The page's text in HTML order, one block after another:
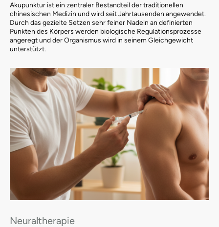
Akupunktur ist ein zentraler Bestandteil der traditionellen
chinesischen Medizin und wird seit Jahrtausenden angewendet.
Durch das gezielte Setzen sehr feiner Nadeln an definierten
Punkten des Körpers werden biologische Regulationsprozesse
angeregt und der Organismus wird in seinem Gleichgewicht
unterstützt.
Neuraltherapie